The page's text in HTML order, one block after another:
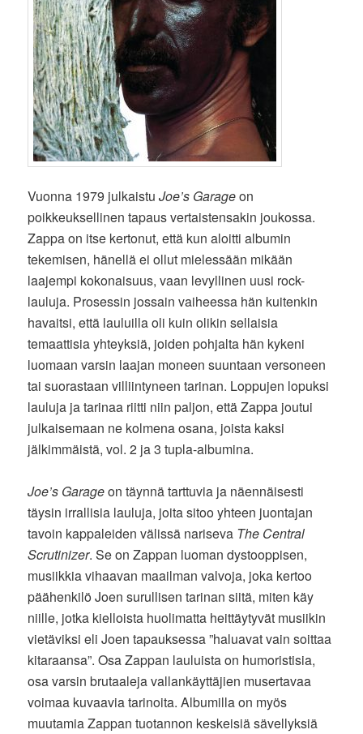
Vuonna 1979 julkaistuJoe’s Garageon
poikkeuksellinen tapaus vertaistensakin joukossa.
Zappa on itse kertonut, että kun aloitti albumin
tekemisen, hänellä ei ollut mielessään mikään
laajempi kokonaisuus, vaan levyllinen uusi rock-
lauluja. Prosessin jossain vaiheessa hän kuitenkin
havaitsi, että lauluilla oli kuin olikin sellaisia
temaattisia yhteyksiä, joiden pohjalta hän kykeni
luomaan varsin laajan moneen suuntaan versoneen
tai suorastaan villiintyneen tarinan. Loppujen lopuksi
lauluja ja tarinaa riitti niin paljon, että Zappa joutui
julkaisemaan ne kolmena osana, joista kaksi
jälkimmäistä, vol. 2 ja 3 tupla-albumina.
Joe’s Garageon täynnä tarttuvia ja näennäisesti
täysin irrallisia lauluja, joita sitoo yhteen juontajan
tavoin kappaleiden välissä nariseva The Central
Scrutinizer. Se on Zappan luoman dystooppisen,
musiikkia vihaavan maailman valvoja, joka kertoo
päähenkilö Joen surullisen tarinan siitä, miten käy
niille, jotka kielloista huolimatta heittäytyvät musiikin
vietäviksi eli Joen tapauksessa ”haluavat vain soittaa
kitaraansa”. Osa Zappan lauluista on humoristisia,
osa varsin brutaaleja vallankäyttäjien musertavaa
voimaa kuvaavia tarinoita. Albumilla on myös
muutamia Zappan tuotannon keskeisiä sävellyksiä